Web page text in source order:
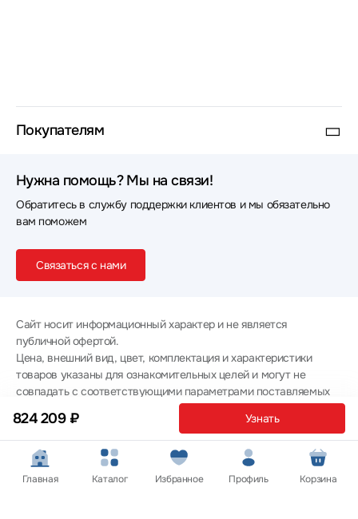
824 209 ₽ Узнать
Покупателям
Нужна помощь? Мы на связи!
Обратитесь в службу поддержки клиентов и мы обязательно
вам поможем
Связаться с нами
Сайт носит информационный характер и не является
публичной офертой.
Цена, внешний вид, цвет, комплектация и характеристики
товаров указаны для ознакомительных целей и могут не
совпадать с соответствующими параметрами поставляемых
товаров - уточняйте информацию у менеджера при
оформлении заказа.
Политика конфиденциальности
© 2012 — 2026 ООО «Эпл Тэк»
Главная Каталог Избранное Профиль Корзина